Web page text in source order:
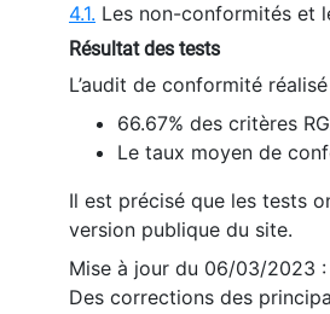
4.1. Les non-conformités et
Résultat des tests
L’audit de conformité
66.67% des critères
Le taux moyen de
Il est précisé que les tests
version publique du site.
Mise à jour du 06/03/2023 :
Des corrections des